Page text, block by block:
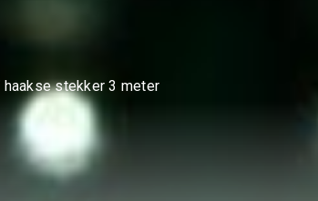
haakse stekker 3 meter